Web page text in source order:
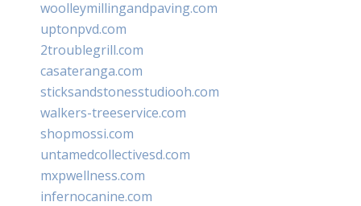
woolleymillingandpaving.com
uptonpvd.com
2troublegrill.com
casateranga.com
sticksandstonesstudiooh.com
walkers-treeservice.com
shopmossi.com
untamedcollectivesd.com
mxpwellness.com
infernocanine.com